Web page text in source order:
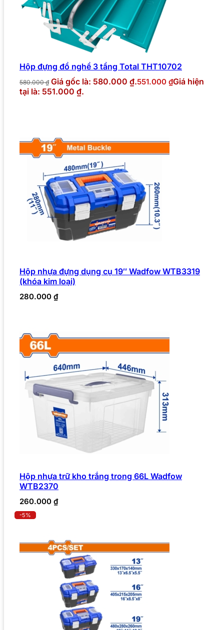
Hộp đựng đồ nghề 3 tầng Total THT10702
580.000₫ Giá gốc là: 580.000 ₫.551.000 ₫Giá hiện
tại là: 551.000 ₫.
Hộp nhựa đựng dụng cụ 19″ Wadfow WTB3319
(khóa kim loại)
280.000 ₫
Hộp nhựa trữ kho trắng trong 66L Wadfow
WTB2370
260.000 ₫
-5%